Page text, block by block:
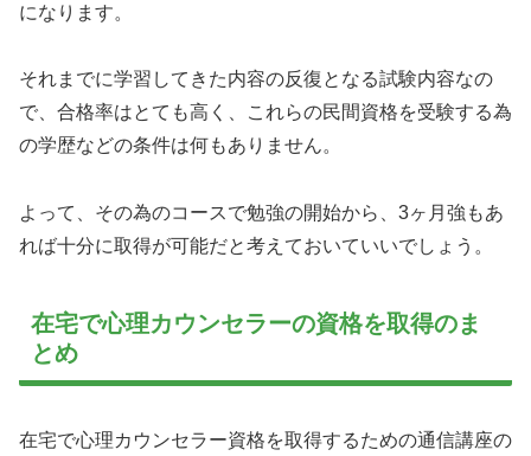
になります。
それまでに学習してきた内容の反復となる試験内容なの
で、合格率はとても高く、これらの民間資格を受験する為
の学歴などの条件は何もありません。
よって、その為のコースで勉強の開始から、3ヶ月強もあ
れば十分に取得が可能だと考えておいていいでしょう。
在宅で心理カウンセラーの資格を取得のま
とめ
在宅で心理カウンセラー資格を取得するための通信講座の